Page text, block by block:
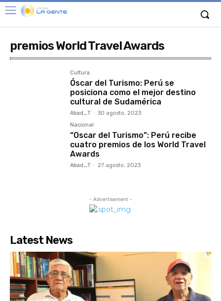
premios World Travel Awards
Cultura
Óscar del Turismo: Perú se
posiciona como el mejor destino
cultural de Sudamérica
Abad_T - 30 agosto, 2023
Nacional
“Oscar del Turismo”: Perú recibe
cuatro premios de los World Travel
Awards
Abad_T - 27 agosto, 2023
- Advertisement -
Latest News